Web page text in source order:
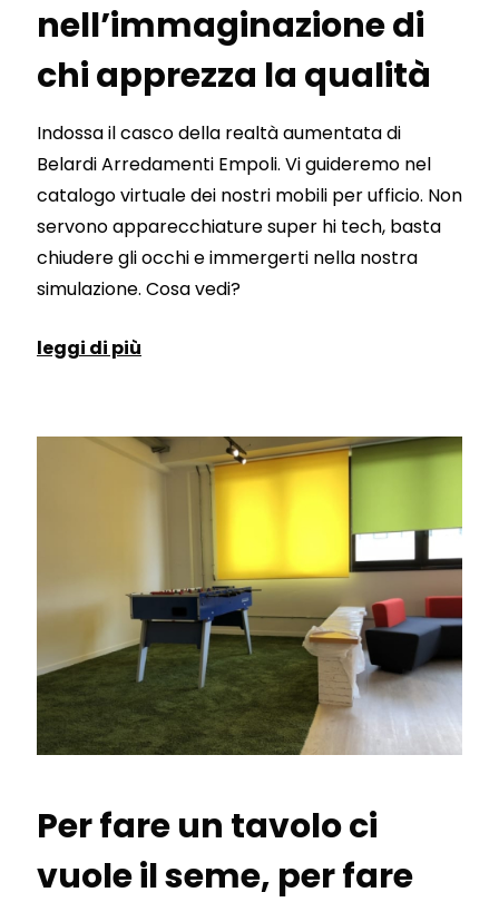
nell’immaginazione di
chi apprezza la qualità
Indossa il casco della realtà aumentata di
Belardi Arredamenti Empoli. Vi guideremo nel
catalogo virtuale dei nostri mobili per ufficio. Non
servono apparecchiature super hi tech, basta
chiudere gli occhi e immergerti nella nostra
simulazione. Cosa vedi?
leggi di più
Per fare un tavolo ci
vuole il seme, per fare